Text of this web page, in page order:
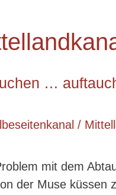
…
mit dem
der Muse küssen